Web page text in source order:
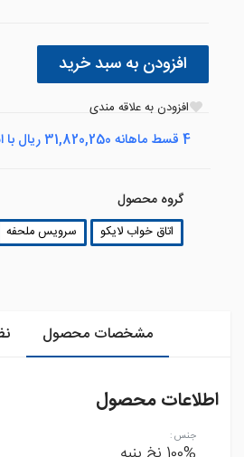
افزودن به سبد خرید
افزودن به علاقه مندی
4 قسط ماهانه 31,820,250 ریال با اسنپ پی!
گروه محصول
اتاق خواب لایکو سرویس ملحفه
مشخصات محصول
اطلاعات محصول
جنس: